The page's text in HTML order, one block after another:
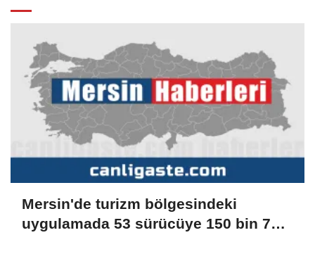
Mersin'de turizm bölgesindeki
uygulamada 53 sürücüye 150 bin 779